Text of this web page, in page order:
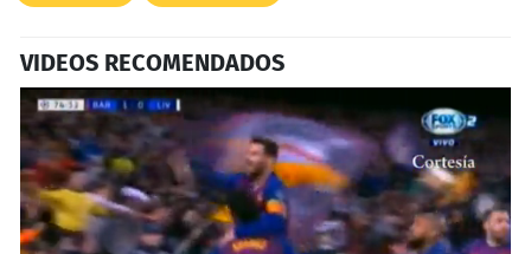
VIDEOS RECOMENDADOS